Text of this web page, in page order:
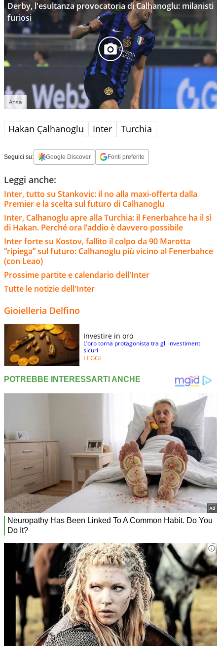
Derby, l'esultanza provocatoria di Calhanoglu: milanisti
furiosi
Ansa
Hakan Çalhanoglu Inter Turchia
Seguici su: Google Discover Fonti preferite
Leggi anche:
Inter, tutto su Stankovic: il no alla maxi-offerta dalla
Premier e la scelta sul futuro di Calhanoglu
Inter, Calhanoglu apre alla Turchia: il Fenerbahce ha il sì
di Hakan. Perché ora l’addio è davvero possibile
Inter forte su Kostov, fallito il colpo da 90 Marotta
“ripiega” sul futuro: Calhanoglu più vicino al Fenerbahce
(con Leao)
Prossime partite e calendario dell'Inter
Tutte le notizie dell'Inter
Gioielleria Delfino
Investire in oro
L’oro torna protagonista tra gli investimenti
sicuri
LEGGI